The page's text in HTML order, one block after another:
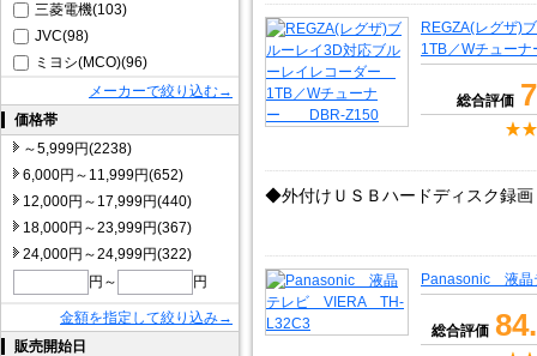
三菱電機(103)
JVC(98)
ミヨシ(MCO)(96)
メーカーで絞り込む→
価格帯
～5,999円(2238)
6,000円～11,999円(652)
12,000円～17,999円(440)
18,000円～23,999円(367)
24,000円～24,999円(322)
円～
円
金額を指定して絞り込み→
販売開始日
REGZA(レグザ)
1TB／Wチュー
総合評価
◆外付けＵＳＢハードディスク録画
Panasonic 液
総合評価